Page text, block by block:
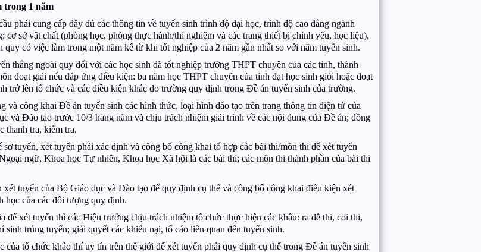
trong 1 năm
phải cung cấp đầy đủ các thông tin về tuyển sinh trình độ đại học, trình độ cao đẳng ngành
sở vật chất (phòng học, phòng thực hành/thí nghiệm và các trang thiết bị chính yếu, học liệu),
có việc làm trong một năm kể từ khi tốt nghiệp của 2 năm gần nhất so với năm tuyển sinh.
thẳng ngoài quy đối với các học sinh đã tốt nghiệp trường THPT chuyên của các tỉnh, thành
đoạt giải nếu đáp ứng điều kiện: ba năm học THPT chuyên của tỉnh đạt học sinh giỏi hoặc đoạt
trở lên tổ chức và các điều kiện khác do trường quy định trong Đề án tuyển sinh của trường.
công khai Đề án tuyển sinh các hình thức, loại hình đào tạo trên trang thông tin điện tử của
và Đào tạo trước 10/3 hàng năm và chịu trách nhiệm giải trình về các nội dung của Đề án; đồng
thanh tra, kiểm tra.
tuyển, xét tuyển phải xác định và công bố công khai tổ hợp các bài thi/môn thi để xét tuyển
ngữ, Khoa học Tự nhiên, Khoa học Xã hội là các bài thi; các môn thi thành phần của bài thi
tuyển của Bộ Giáo dục và Đào tạo để quy định cụ thể và công bố công khai điều kiện xét
học của các đối tượng quy định.
xét tuyển thì các Hiệu trưởng chịu trách nhiệm tổ chức thực hiện các khâu: ra đề thi, coi thi,
trúng tuyển; giải quyết các khiếu nại, tố cáo liên quan đến tuyển sinh.
của tổ chức khảo thí uy tín trên thế giới để xét tuyển phải quy định cụ thể trong Đề án tuyển sinh